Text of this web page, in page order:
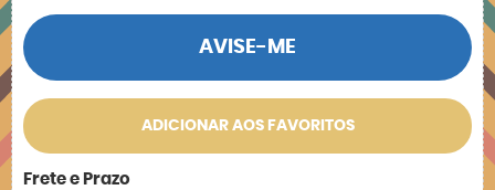
AVISE-ME
ADICIONAR AOS FAVORITOS
Frete e Prazo